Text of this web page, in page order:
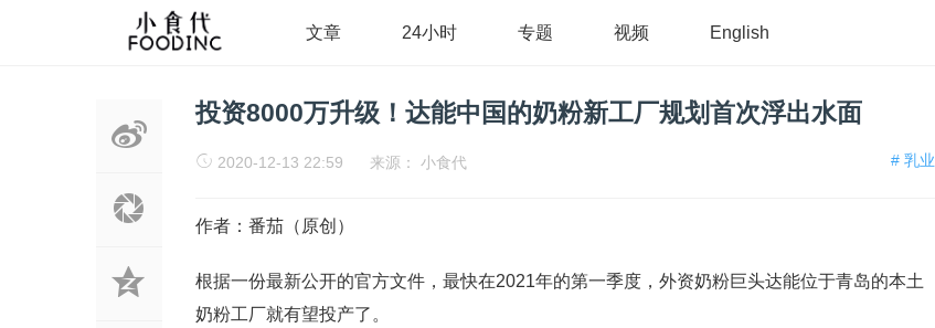
文章 24小时 专题 视频 English
投资8000万升级！达能中国的奶粉新工厂规划首次浮出水面
# 乳业
2020-12-13 22:59 来源： 小食代
作者：番茄（原创）
根据一份最新公开的官方文件，最快在2021年的第一季度，外资奶粉巨头达能位于青岛的本土
奶粉工厂就有望投产了。